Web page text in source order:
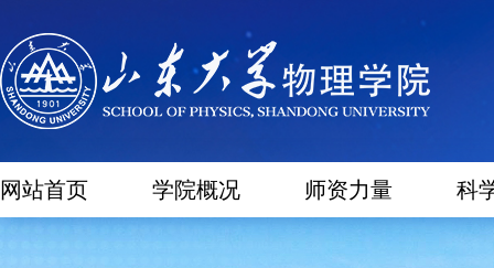
网站首页 学院概况 师资力量 科